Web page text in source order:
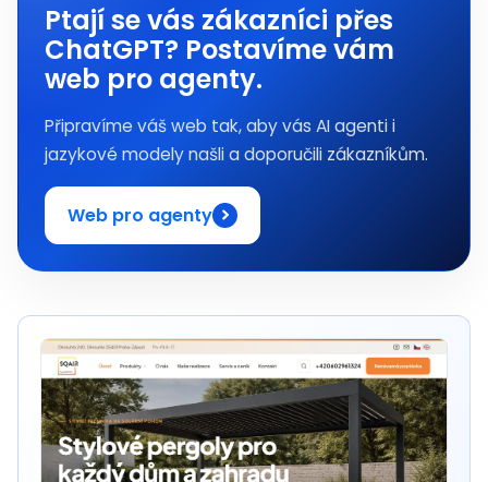
Ptají se vás zákazníci přes
ChatGPT? Postavíme vám
web pro agenty.
Připravíme váš web tak, aby vás AI agenti i
jazykové modely našli a doporučili zákazníkům.
Web pro agenty